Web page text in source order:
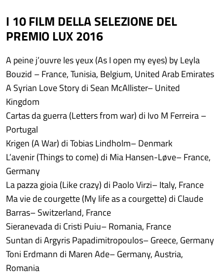
I 10 FILM DELLA SELEZIONE DEL
PREMIO LUX 2016
A peine j’ouvre les yeux (As I open my eyes) by Leyla
Bouzid – France, Tunisia, Belgium, United Arab Emirates
A Syrian Love Story di Sean McAllister– United
Kingdom
Cartas da guerra (Letters from war) di Ivo M Ferreira –
Portugal
Krigen (A War) di Tobias Lindholm– Denmark
L’avenir (Things to come) di Mia Hansen-Løve– France,
Germany
La pazza gioia (Like crazy) di Paolo Virzi– Italy, France
Ma vie de courgette (My life as a courgette) di Claude
Barras– Switzerland, France
Sieranevada di Cristi Puiu– Romania, France
Suntan di Argyris Papadimitropoulos– Greece, Germany
Toni Erdmann di Maren Ade– Germany, Austria,
Romania